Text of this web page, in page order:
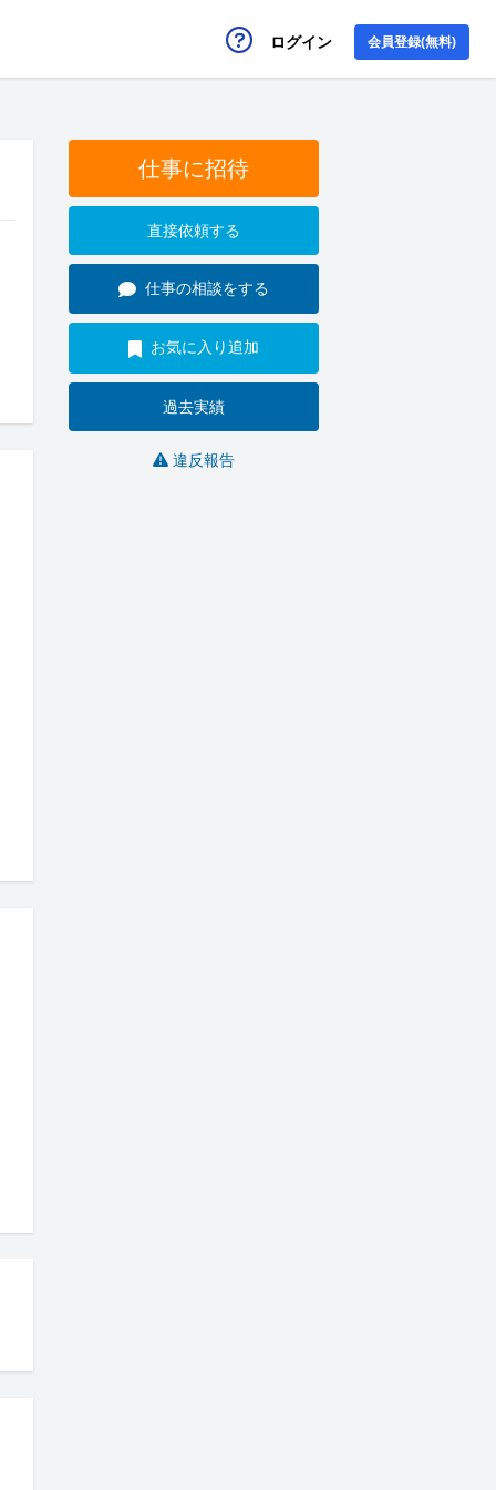
ログイン 会員登録(無料)
仕事に招待
直接依頼する
仕事の相談をする
お気に入り追加
過去実績
違反報告